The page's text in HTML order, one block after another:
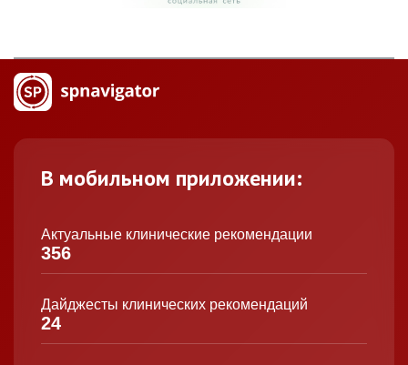
В мобильном приложении:
Актуальные клинические рекомендации
356
Дайджесты клинических рекомендаций
24